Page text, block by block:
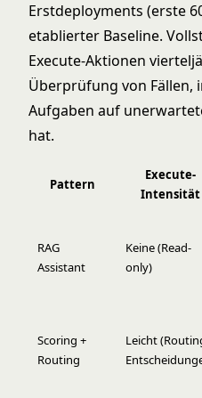
Erstdeployments (erste
etablierter Baseline.
Execute-Aktionen
Überprüfung von Fällen,
Aufgaben auf
hat.
Pattern
Execute-
Intensität
RAG
Assistant
Keine (Read-
only)
Scoring +
Routing
Leicht